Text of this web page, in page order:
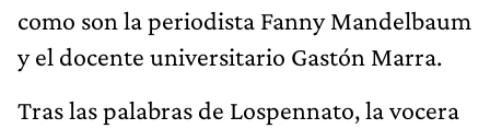
como son la periodista Fanny Mandelbaum
y el docente universitario Gastón Marra.
Tras las palabras de Lospennato, la vocera